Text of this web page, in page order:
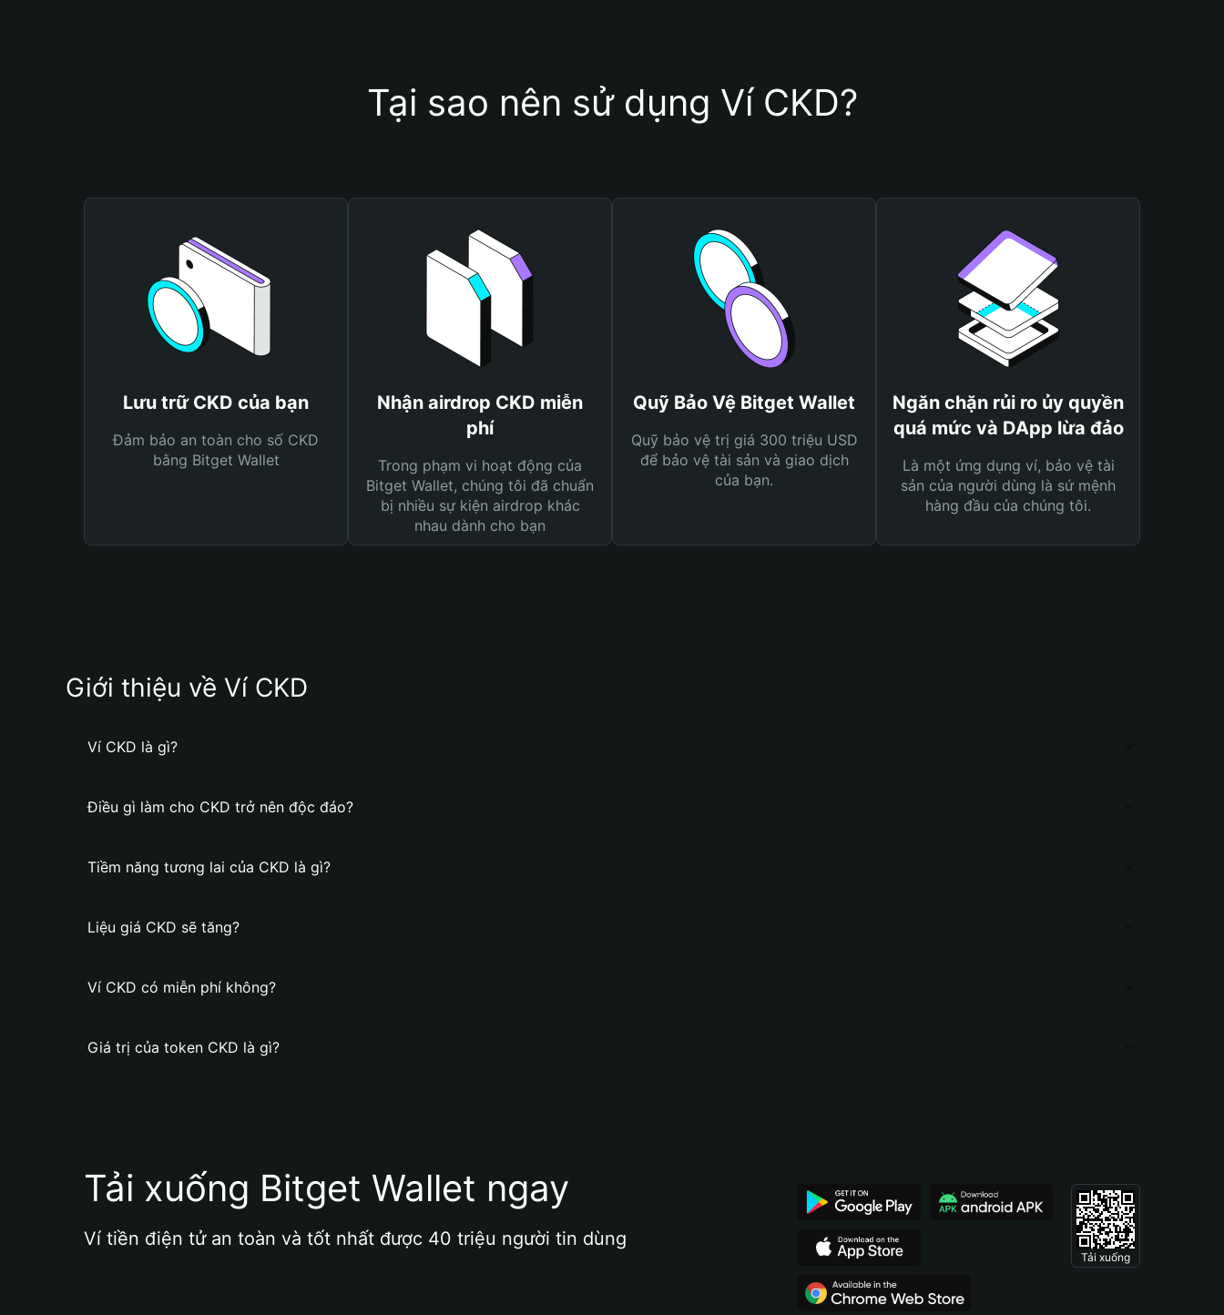
Tại sao nên sử dụng Ví CKD?
Lưu trữ CKD của bạn
Đảm bảo an toàn cho số CKD
bằng Bitget Wallet
Nhận airdrop CKD miễn
phí
Trong phạm vi hoạt động của
Bitget Wallet, chúng tôi đã chuẩn
bị nhiều sự kiện airdrop khác
nhau dành cho bạn
Quỹ Bảo Vệ Bitget Wallet
Quỹ bảo vệ trị giá 300 triệu USD
để bảo vệ tài sản và giao dịch
của bạn.
Ngăn chặn rủi ro ủy quyền
quá mức và DApp lừa đảo
Là một ứng dụng ví, bảo vệ tài
sản của người dùng là sứ mệnh
hàng đầu của chúng tôi.
Giới thiệu về Ví CKD
Ví CKD là gì?
Điều gì làm cho CKD trở nên độc đáo?
Tiềm năng tương lai của CKD là gì?
Liệu giá CKD sẽ tăng?
Ví CKD có miễn phí không?
Giá trị của token CKD là gì?
Tải xuống Bitget Wallet ngay
Ví tiền điện tử an toàn và tốt nhất được 40 triệu người tin dùng
Tải xuống